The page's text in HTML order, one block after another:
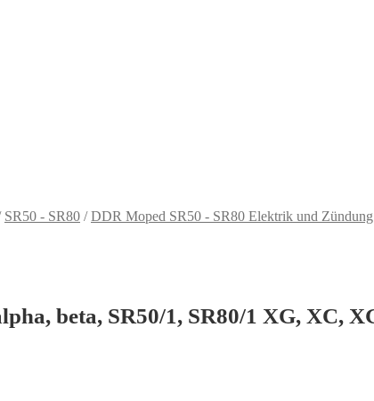
SR50 - SR80 /DDR Moped SR50 - SR80 Elektrik und Zündung
beta, SR50/1, SR80/1 XG, XC,